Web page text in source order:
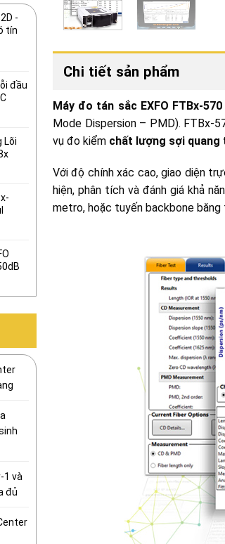
Chi tiết sản phẩm
Máy đo tán sắc EXFO FTBx-570
Mode Dispersion – PMD). FTBx-
vụ đo kiểmchất lượng sợi quang
Với độ chính xác cao, giao diện
hiện, phân tích và đánh giá khả
metro, hoặc tuyến backbone băng
-
tín
đầu
Lõi
1 và
đủ